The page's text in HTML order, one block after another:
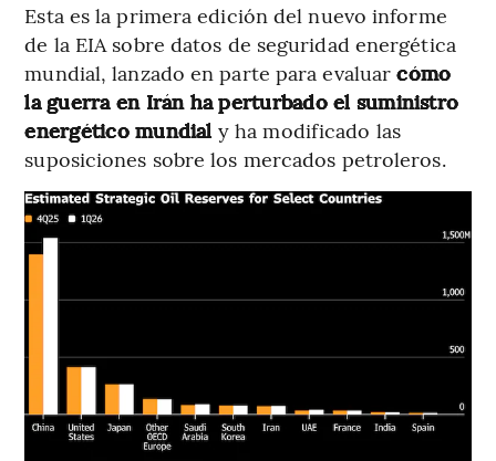
Esta es la primera edición del nuevo informe
de la EIA sobre datos de seguridad energética
mundial, lanzado en parte para evaluarcómo
la guerra en Irán ha perturbado el suministro
energético mundial y ha modificado las
suposiciones sobre los mercados petroleros.